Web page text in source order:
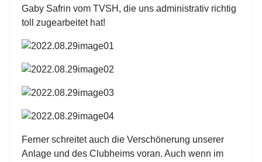
Gaby Safrin vom TVSH, die uns administrativ richtig
toll zugearbeitet hat!
Ferner schreitet auch die Verschönerung unserer
Anlage und des Clubheims voran. Auch wenn im